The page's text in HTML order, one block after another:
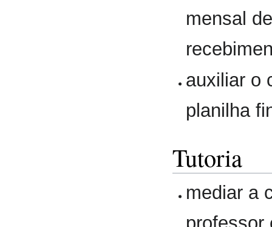
mensal
auxiliar o
planilha
Tutoria
mediar a